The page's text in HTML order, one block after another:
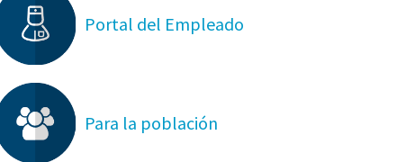
Portal del Empleado
Para la población